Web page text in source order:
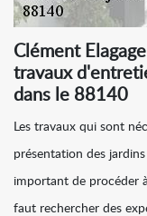
Clément
travaux
dans le 88140
Les travaux qui sont
présentation des
important de procéder
faut rechercher des